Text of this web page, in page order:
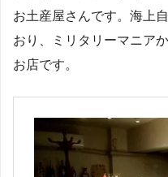
お土産屋さんです。海上
おり、ミリタリーマニア
お店です。